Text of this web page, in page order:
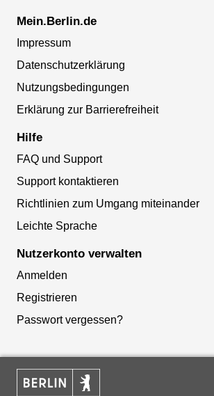
Mein.Berlin.de
Impressum
Datenschutzerklärung
Nutzungsbedingungen
Erklärung zur Barrierefreiheit
Hilfe
FAQ und Support
Support kontaktieren
Richtlinien zum Umgang miteinander
Leichte Sprache
Nutzerkonto verwalten
Anmelden
Registrieren
Passwort vergessen?